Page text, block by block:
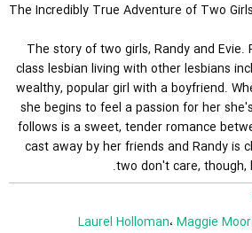
خلاصه داستان فیلم سینمایی The Incredibly True Adventure of Two Girls
The story of two girls, Randy and Evie.
class lesbian living with other lesbians
wealthy, popular girl with a boyfriend.
she begins to feel a passion for her
follows is a sweet, tender romance
cast away by her friends and Randy is
two don't care, though,
Laurel Holloman، Maggie